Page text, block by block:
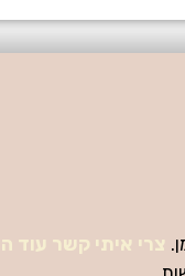
צרי איתי קשר עוד